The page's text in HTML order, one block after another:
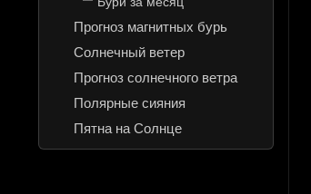
Прогноз магнитных бурь
Солнечный ветер
Прогноз солнечного ветра
Полярные сияния
Пятна на Солнце